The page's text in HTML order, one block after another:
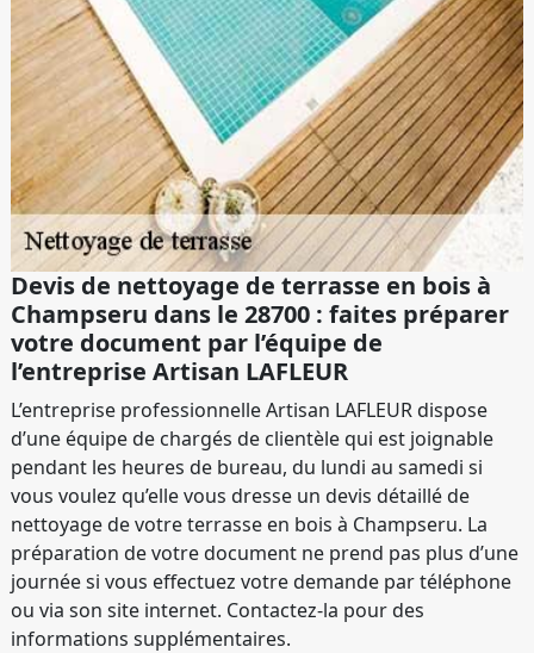
Devis de nettoyage de terrasse en bois à
Champseru dans le 28700 : faites préparer
votre document par l’équipe de
l’entreprise Artisan LAFLEUR
L’entreprise professionnelle Artisan LAFLEUR dispose
d’une équipe de chargés de clientèle qui est joignable
pendant les heures de bureau, du lundi au samedi si
vous voulez qu’elle vous dresse un devis détaillé de
nettoyage de votre terrasse en bois à Champseru. La
préparation de votre document ne prend pas plus d’une
journée si vous effectuez votre demande par téléphone
ou via son site internet. Contactez-la pour des
informations supplémentaires.